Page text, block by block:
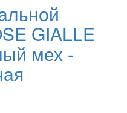
GIALLE
мех -